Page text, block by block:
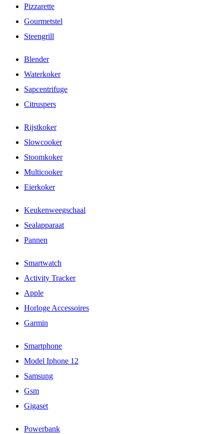
Pizzarette
Gourmetstel
Steengrill
Blender
Waterkoker
Sapcentrifuge
Citruspers
Rijstkoker
Slowcooker
Stoomkoker
Multicooker
Eierkoker
Keukenweegschaal
Sealapparaat
Pannen
Smartwatch
Activity Tracker
Apple
Horloge Accessoires
Garmin
Smartphone
Model Iphone 12
Samsung
Gsm
Gigaset
Powerbank